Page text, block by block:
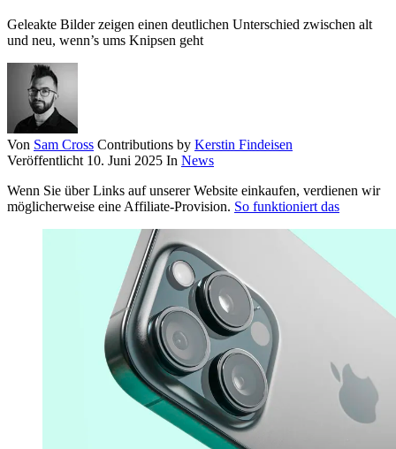
Geleakte Bilder zeigen einen deutlichen Unterschied zwischen alt
und neu, wenn’s ums Knipsen geht
Von Sam Cross Contributions by Kerstin Findeisen
Veröffentlicht 10. Juni 2025 In News
Wenn Sie über Links auf unserer Website einkaufen, verdienen wir
möglicherweise eine Affiliate-Provision. So funktioniert das